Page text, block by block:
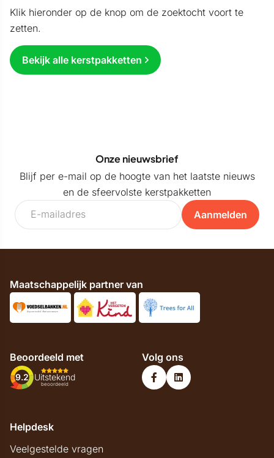
Klik hieronder op de knop om de zoektocht voort te
zetten.
Bekijk alle kerstpakketten
Onze nieuwsbrief
Blijf per e-mail op de hoogte van het laatste nieuws
en de sfeervolste kerstpakketten
Aanmelden
Maatschappelijk partner van
Beoordeeld met
9.2 Uitstekend
beoordeeld
Volg ons
Helpdesk
Veelgestelde vragen